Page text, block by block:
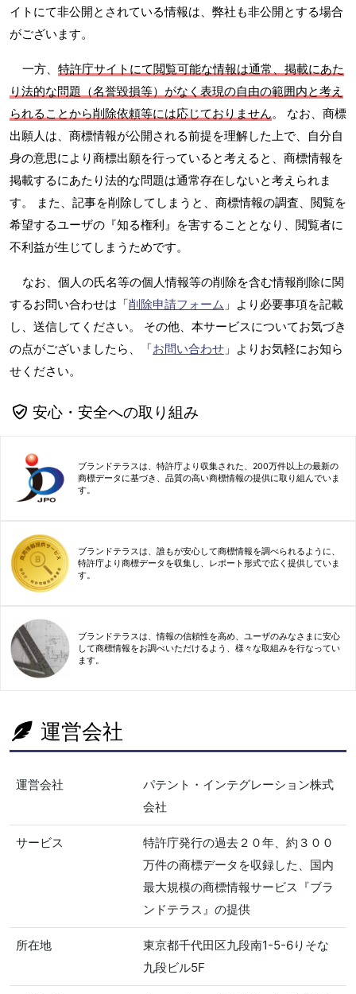
イトにて非公開とされている情報は、弊社も非公開とする場合
がございます。
一方、 特許庁サイトにて閲覧可能な情報は通常、掲載にあた
り法的な問題（名誉毀損等）がなく表現の自由の範囲内と考え
られることから削除依頼等には応じておりません。 なお、商標
出願人は、商標情報が公開される前提を理解した上で、自分自
身の意思により商標出願を行っていると考えると、商標情報を
掲載するにあたり法的な問題は通常存在しないと考えられま
す。 また、記事を削除してしまうと、商標情報の調査、閲覧を
希望するユーザの『知る権利』を害することとなり、閲覧者に
不利益が生じてしまうためです。
なお、個人の氏名等の個人情報等の削除を含む情報削除に関
するお問い合わせは「削除申請フォーム 」より必要事項を記載
し、送信してください。 その他、本サービスについてお気づき
の点がございましたら、「お問い合わせ 」よりお気軽にお知ら
せください。
安心・安全への取り組み
ブランドテラスは、特許庁より収集された、200万件以上の最新の
商標データに基づき、品質の高い商標情報の提供に取り組んでいま
す。
ブランドテラスは、誰もが安心して商標情報を調べられるように、
特許庁より商標データを収集し、レポート形式で広く提供していま
す。
ブランドテラスは、情報の信頼性を高め、ユーザのみなさまに安心
して商標情報をお調べいただけるよう、様々な取組みを行なってい
ます。
運営会社
運営会社
パテント・インテグレーション株式
会社
サービス
特許庁発行の過去２０年、約３００
万件の商標データを収録した、国内
最大規模の商標情報サービス『ブラ
ンドテラス』の提供
所在地
東京都千代田区九段南1-5-6りそな
九段ビル5F